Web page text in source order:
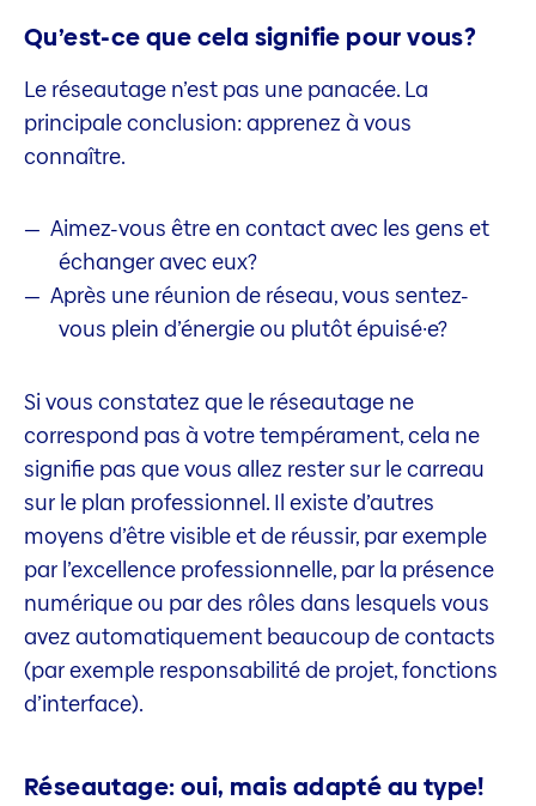
Qu’est-ce que cela signifie pour vous?
Le réseautage n’est pas une panacée. La
principale conclusion: apprenez à vous
connaître.
Aimez-vous être en contact avec les gens et
échanger avec eux?
Après une réunion de réseau, vous sentez-
vous plein d’énergie ou plutôt épuisé·e?
Si vous constatez que le réseautage ne
correspond pas à votre tempérament, cela ne
signifie pas que vous allez rester sur le carreau
sur le plan professionnel. Il existe d’autres
moyens d’être visible et de réussir, par exemple
par l’excellence professionnelle, par la présence
numérique ou par des rôles dans lesquels vous
avez automatiquement beaucoup de contacts
(par exemple responsabilité de projet, fonctions
d’interface).
Réseautage: oui, mais adapté au type!